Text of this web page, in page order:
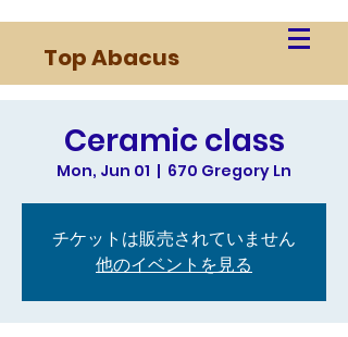
Top Abacus
Ceramic class
Mon, Jun 01
  |
670 Gregory Ln
チケットは販売されていません
他のイベントを見る